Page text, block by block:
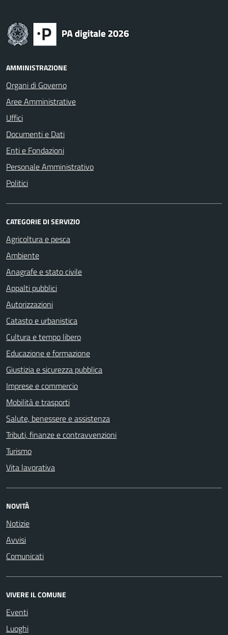
AMMINISTRAZIONE
Organi di Governo
Aree Amministrative
Uffici
Documenti e Dati
Enti e Fondazioni
Personale Amministrativo
Politici
CATEGORIE DI SERVIZIO
Agricoltura e pesca
Ambiente
Anagrafe e stato civile
Appalti pubblici
Autorizzazioni
Catasto e urbanistica
Cultura e tempo libero
Educazione e formazione
Giustizia e sicurezza pubblica
Imprese e commercio
Mobilità e trasporti
Salute, benessere e assistenza
Tributi, finanze e contravvenzioni
Turismo
Vita lavorativa
NOVITÀ
Notizie
Avvisi
Comunicati
VIVERE IL COMUNE
Eventi
Luoghi